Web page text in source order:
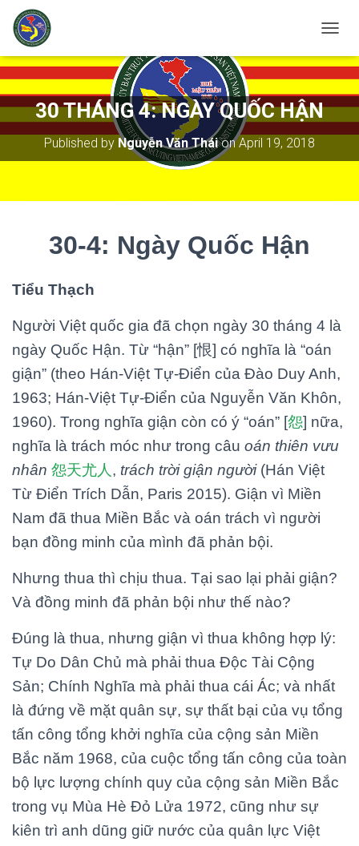
O
G
N
V
30 THÁNG 4: NGÀY QUỐC HẬN
Published by Nguyễn Văn TháionApril 19, 2018
30-4: Ngày Quốc Hận
Tiểu Thạch
Người Việt quốc gia đã chọn ngày 30 tháng 4 là
ngày Quốc Hận. Từ “hận” [恨] có nghĩa là “oán
giận” (theo Hán-Việt Tự-Điển của Đào Duy Anh,
1963; Hán-Việt Tự-Điển của Nguyễn Văn Khôn,
1960). Trong nghĩa giận còn có ý “oán” [怨] nữa,
nghĩa là trách móc như trong câu oán thiên vưu
nhân 怨天尤人 , trách trời giận người (Hán Việt
Từ Điển Trích Dẫn, Paris 2015). Giận vì Miền
Nam đã thua Miền Bắc và oán trách vì người
bạn đồng minh của mình đã phản bội.
Nhưng thua thì chịu thua. Tại sao lại phải giận?
Và đồng minh đã phản bội như thế nào?
Đúng là thua, nhưng giận vì thua không hợp lý:
Tự Do Dân Chủ mà phải thua Độc Tài Cộng
Sản; Chính Nghĩa mà phải thua cái Ác; và nhất
là đứng về mặt quân sự, sự thất bại của vụ tổng
tấn công tổng khởi nghĩa của cộng sản Miền
Bắc năm 1968, của cuộc tổng tấn công của toàn
bộ lực lượng chính quy của cộng sản Miền Bắc
trong vụ Mùa Hè Đỏ Lửa 1972, cũng như sự
kiên trì anh dũng giữ nước của quân lực Việt